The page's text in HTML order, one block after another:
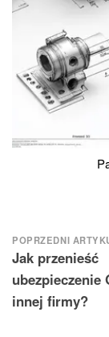
Nawigacja
wpisu
POPRZEDNI
Jak przenieść
ubezpieczenie
innej firmy?